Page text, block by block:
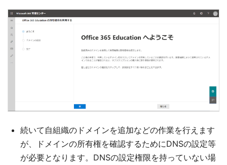
続いて自組織のドメインを追加などの作業を行えます
が、ドメインの所有権を確認するためにDNSの設定等
が必要となります。DNSの設定権限を持っていない場